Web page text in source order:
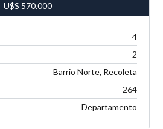
U$S 570.000
4
2
Barrio Norte, Recoleta
264
Departamento